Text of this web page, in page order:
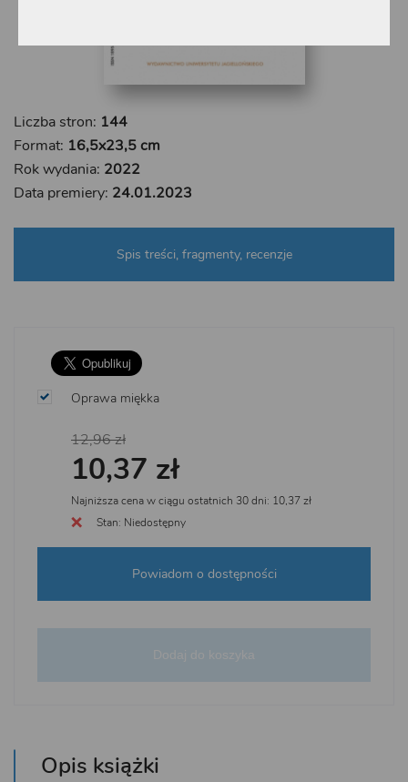
Liczba stron: 144
Format: 16,5x23,5 cm
Rok wydania: 2022
Data premiery: 24.01.2023
Spis treści, fragmenty, recenzje
Oprawa miękka
12,96 zł
10,37 zł
Najniższa cena w ciągu ostatnich 30 dni: 10,37 zł
Stan: Niedostępny
Powiadom o dostępności
Dodaj do koszyka
Opis książki